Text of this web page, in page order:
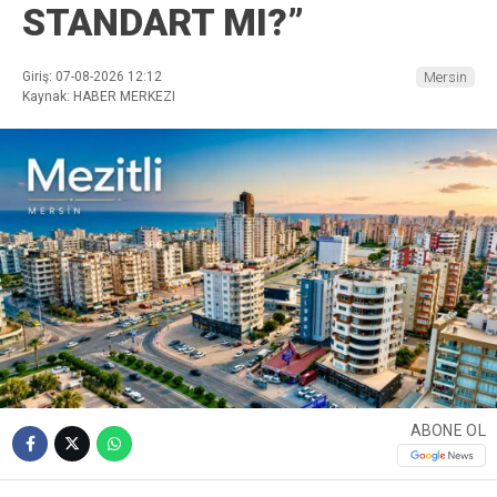
STANDART MI?”
Giriş: 07-08-2026 12:12
Kaynak: HABER MERKEZI
Mersin
ABONE OL